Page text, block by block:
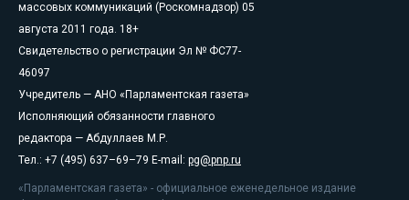
массовых коммуникаций (Роскомнадзор) 05
августа 2011 года. 18+
Свидетельство о регистрации Эл № ФС77-
46097
Учредитель — АНО «Парламентская газета»
Исполняющий обязанности главного
редактора — Абдуллаев М.Р.
Тел.: +7 (495) 637–69–79 E-mail: pg@pnp.ru
«Парламентская газета» - официальное еженедельное издание